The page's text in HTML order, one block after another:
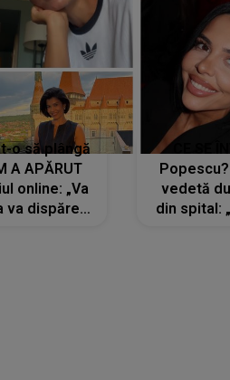
o să plângă
A APĂRUT
online: „Va
va dispărea,
vedetă
din spital: